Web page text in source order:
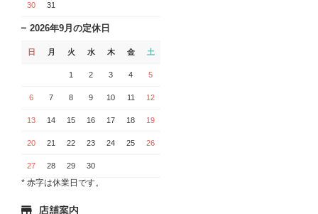
30 31
2026年9月の定休日
日 月 火 水 木 金 土
1 2 3 4 5
6 7 8 9 10 11 12
13 14 15 16 17 18 19
20 21 22 23 24 25 26
27 28 29 30
* 赤字は休業日です。